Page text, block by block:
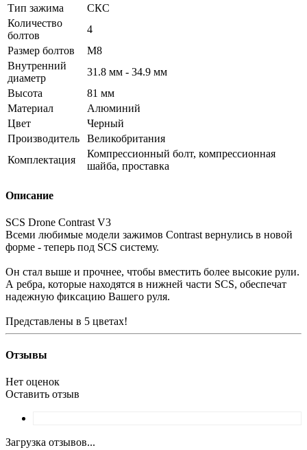
Тип зажима
СКС
Количество
болтов
4
Размер болтов
М8
Внутренний
диаметр
31.8 мм - 34.9 мм
Высота
81 мм
Материал
Алюминий
Цвет
Черный
Производитель
Великобритания
Комплектация
Компрессионный болт, компрессионная
шайба, проставка
Описание
SCS Drone Contrast V3
Всеми любимые модели зажимов Contrast вернулись в новой
форме - теперь под SCS систему.
Он стал выше и прочнее, чтобы вместить более высокие рули.
А ребра, которые находятся в нижней части SCS, обеспечат
надежную фиксацию Вашего руля.
Представлены в 5 цветах!
Отзывы
Нет оценок
Оставить отзыв
Загрузка отзывов...